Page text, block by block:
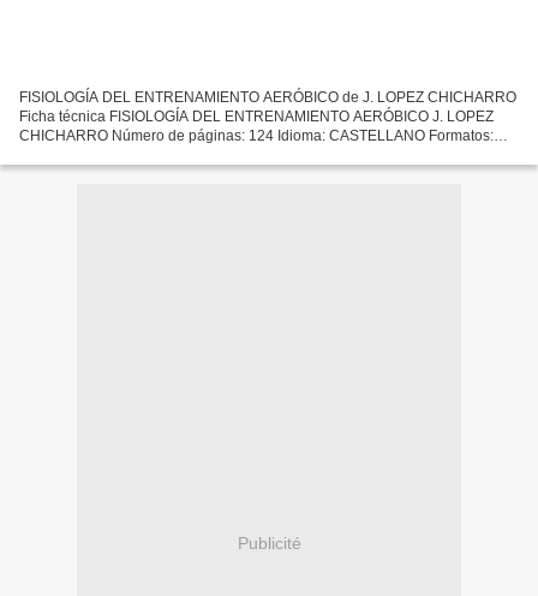
FISIOLOGÍA DEL ENTRENAMIENTO AERÓBICO de J. LOPEZ CHICHARRO
Ficha técnica FISIOLOGÍA DEL ENTRENAMIENTO AERÓBICO J. LOPEZ
CHICHARRO Número de páginas: 124 Idioma: CASTELLANO Formatos:
Año...
Publicité